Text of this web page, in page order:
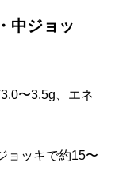
中ジョッ
〜3.5g、エネ
ョッキで約15〜